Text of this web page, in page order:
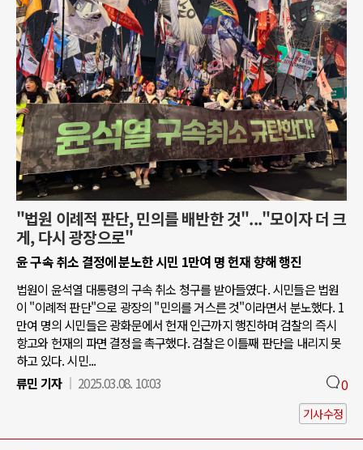
"법원 이례적 판단, 민의를 배반한 것"..."모이자 더 크
게, 다시 광장으로"
윤 구속 취소 결정에 분노한 시민 1만여 명 헌재 향해 행진
법원이 윤석열 대통령의 구속 취소 청구를 받아들였다. 시민들은 법원
이 "이례적 판단"으로 광장의 "민의를 거스른 것"이라면서 분노했다. 1
만여 명의 시민들은 광화문에서 헌재 인근까지 행진하며 검찰의 즉시
항고와 헌재의 파면 결정을 촉구했다. 검찰은 이틀째 판단을 내리지 못
하고 있다. 시민...
류민 기자
2025.03.08. 10:03 0
기사수정